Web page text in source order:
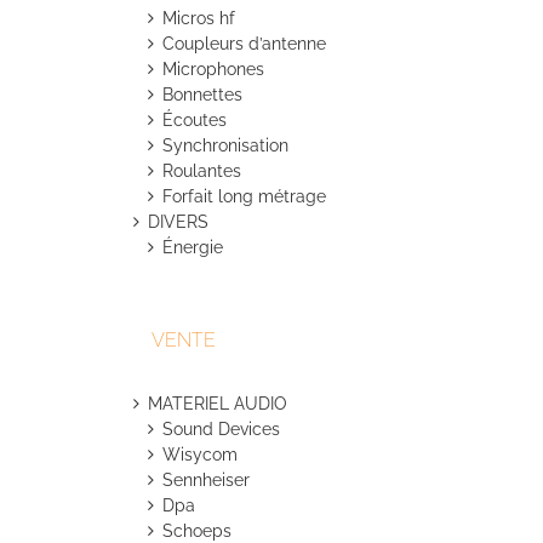
Micros hf
Coupleurs d’antenne
Microphones
Bonnettes
Écoutes
Synchronisation
Roulantes
Forfait long métrage
DIVERS
Énergie
VENTE
MATERIEL AUDIO
Sound Devices
Wisycom
Sennheiser
Dpa
Schoeps